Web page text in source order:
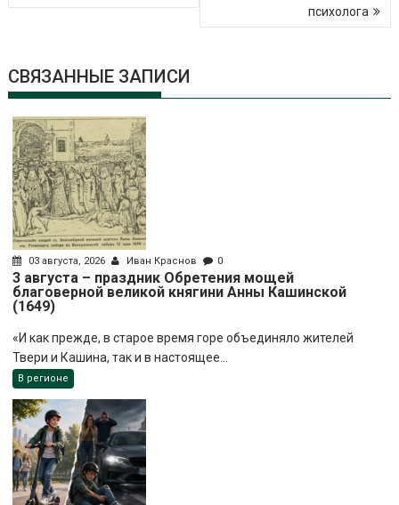
психолога
СВЯЗАННЫЕ ЗАПИСИ
03 августа, 2026 Иван Краснов 0
3 августа – праздник Обретения мощей
благоверной великой княгини Анны Кашинской
(1649)
«И как прежде, в старое время горе объединяло жителей
Твери и Кашина, так и в настоящее...
В регионе